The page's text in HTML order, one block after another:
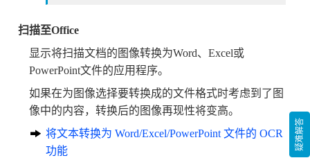
扫描至Office
显示将扫描文档的图像转换为Word、Excel或
PowerPoint文件的应用程序。
如果在为图像选择要转换成的文件格式时考虑到了图
像中的内容，转换后的图像再现性将变高。
将文本转换为 Word/Excel/PowerPoint 文件的 OCR
功能
疑难解答